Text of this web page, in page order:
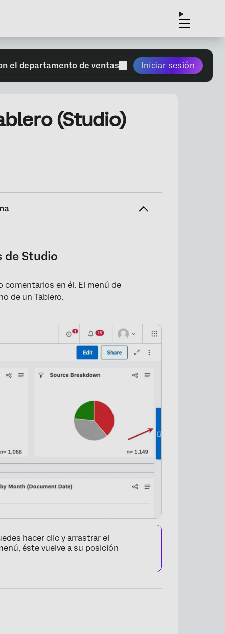
el departamento de ventas Iniciar sesión
(Studio)
de Studio
comentarios en él. El menú de
de un Tablero.
hacer clic y arrastrar el
éste vuelve a su posición